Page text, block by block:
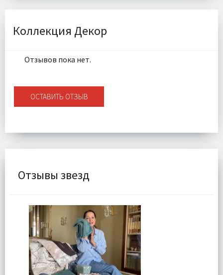
Коллекция Декор
Отзывов пока нет.
ОСТАВИТЬ ОТЗЫВ
Отзывы звезд